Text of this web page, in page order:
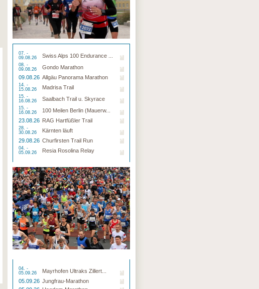
07. -
09.08.26
Swiss Alps 100 Endurance ...
08. -
09.08.26
Gondo Marathon
09.08.26 Allgäu Panorama Marathon
14. -
15.08.26
Madrisa Trail
15. -
16.08.26
Saalbach Trail u. Skyrace
15. -
16.08.26
100 Meilen Berlin (Mauerw...
23.08.26 RAG Hartfüßler Trail
28. -
30.08.26
Kärnten läuft
29.08.26 Churfirsten Trail Run
04. -
05.09.26
Resia Rosolina Relay
04. -
05.09.26
Mayrhofen Ultraks Zillert...
05.09.26 Jungfrau-Marathon